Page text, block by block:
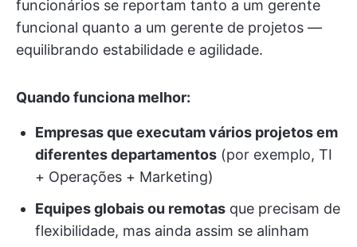
funcionários se reportam tanto a um gerente
funcional quanto a um gerente de projetos —
equilibrando estabilidade e agilidade.
Quando funciona melhor:
Empresas que executam vários projetos em
diferentes departamentos (por exemplo, TI
+ Operações + Marketing)
Equipes globais ou remotas que precisam de
flexibilidade, mas ainda assim se alinham